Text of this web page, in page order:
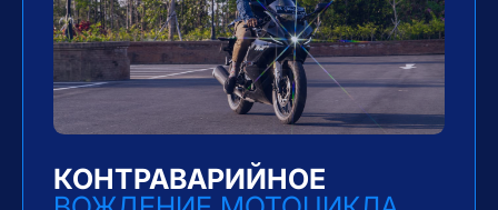
СТАЖ 8 ЛЕТ
• Мастер контраварийного вождения в Азии
• Объездила на байке всю Индонезию